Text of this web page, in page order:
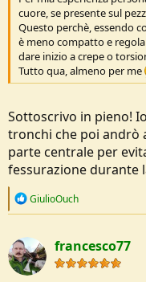
cuore, se presente sul
Questo perchè, essendo
è meno compatto e
dare inizio a crepe o
Tutto qua, almeno per me
Sottoscrivo in pieno!
tronchi che poi andrò
parte centrale per
fessurazione durante
R
c
t
i
o
GiulioOuch
francesco77